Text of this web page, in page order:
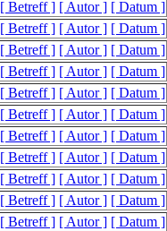
[ Betreff ] [ Autor ] [ Datum ]
[ Betreff ] [ Autor ] [ Datum ]
[ Betreff ] [ Autor ] [ Datum ]
[ Betreff ] [ Autor ] [ Datum ]
[ Betreff ] [ Autor ] [ Datum ]
[ Betreff ] [ Autor ] [ Datum ]
[ Betreff ] [ Autor ] [ Datum ]
[ Betreff ] [ Autor ] [ Datum ]
[ Betreff ] [ Autor ] [ Datum ]
[ Betreff ] [ Autor ] [ Datum ]
[ Betreff ] [ Autor ] [ Datum ]